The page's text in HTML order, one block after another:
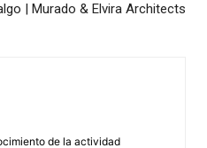
| Murado & Elvira Architects
de la actividad